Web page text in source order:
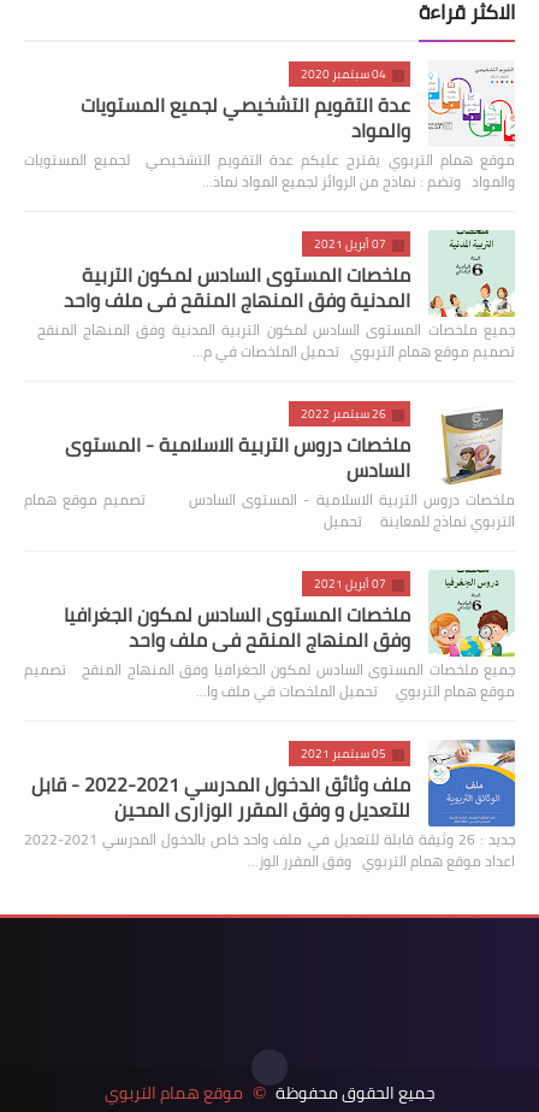
الاكثر قراءة
04 سبتمبر 2020
عدة التقويم التشخيصي لجميع المستويات
والمواد
موقع همام التربوي يقترح عليكم عدة التقويم التشخيصي لجميع المستويات
والمواد وتضم : نماذج من الروائز لجميع المواد نماذ…
07 أبريل 2021
ملخصات المستوى السادس لمكون التربية
المدنية وفق المنهاج المنقح في ملف واحد
جميع ملخصات المستوى السادس لمكون التربية المدنية وفق المنهاج المنقح
تصميم موقع همام التربوي تحميل الملخصات في م…
26 سبتمبر 2022
ملخصات دروس التربية الاسلامية - المستوى
السادس
ملخصات دروس التربية الاسلامية - المستوى السادس تصميم موقع همام
التربوي نماذج للمعاينة تحميل
07 أبريل 2021
ملخصات المستوى السادس لمكون الجغرافيا
وفق المنهاج المنقح في ملف واحد
جميع ملخصات المستوى السادس لمكون الجغرافيا وفق المنهاج المنقح تصميم
موقع همام التربوي تحميل الملخصات في ملف وا…
05 سبتمبر 2021
ملف وثائق الدخول المدرسي 2021-2022 - قابل
للتعديل و وفق المقرر الوزاري المحين
جديد : 26 وثيقة قابلة للتعديل في ملف واحد خاص بالدخول المدرسي 2021-2022
اعداد موقع همام التربوي وفق المقرر الوز…
جميع الحقوق محفوظة © موقع همام التربوي